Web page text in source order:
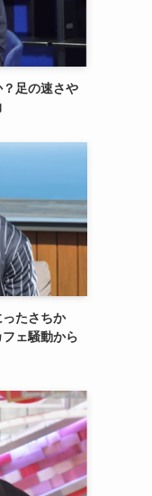
足の速さや
たさちか
フェ騒動から